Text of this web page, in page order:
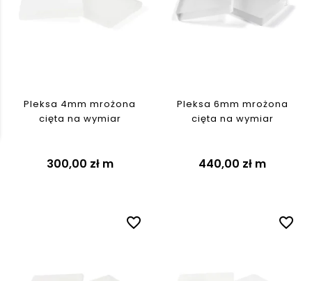
Pleksa 4mm mrożona
cięta na wymiar
300,00 złm
Pleksa 6mm mrożona
cięta na wymiar
440,00 zł m
favorite_border favorite_border